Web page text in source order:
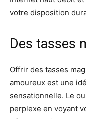
votre disposition
Des tasses
Offrir des tasses
amoureux est une
sensationnelle. Le
perplexe en voyant